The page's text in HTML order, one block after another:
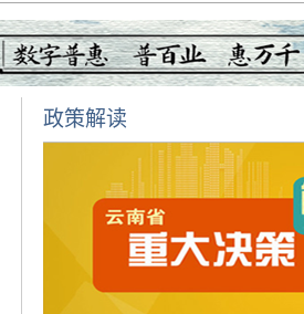
政策解读